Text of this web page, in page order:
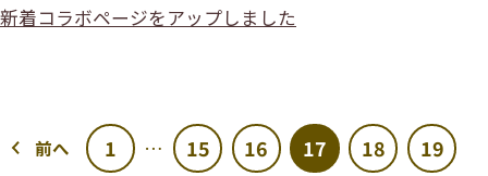
新着コラボページをアップしました
前へ 1 … 15 16 17 18 19